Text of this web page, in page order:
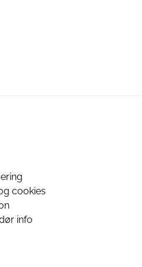
cookies
info